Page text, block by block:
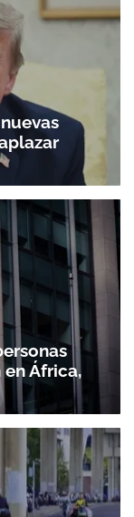
África,